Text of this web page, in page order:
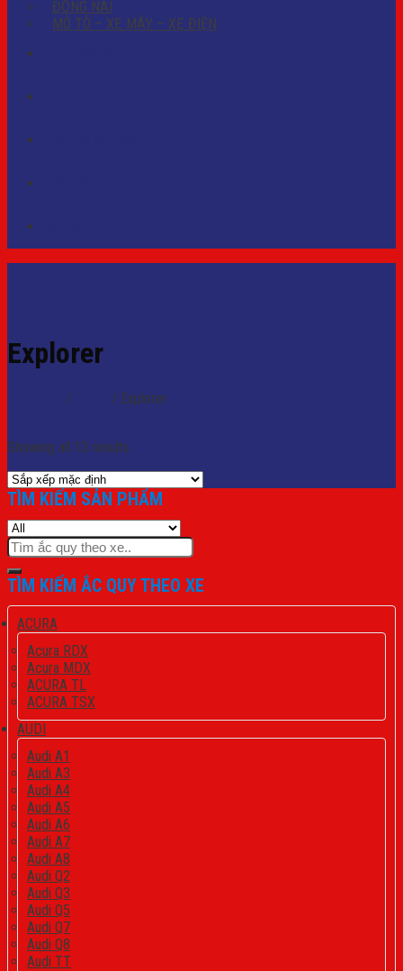
ĐỒNG NAI
MÔ TÔ – XE MÁY – XE ĐIỆN
Explorer
/ / Explorer
Showing all 13 results
TÌM KIẾM SẢN PHẨM
Tìm
kiếm:
TÌM KIẾM ẮC QUY THEO XE
ACURA
Acura RDX
Acura MDX
ACURA TL
ACURA TSX
AUDI
Audi A1
Audi A3
Audi A4
Audi A5
Audi A6
Audi A7
Audi A8
Audi Q2
Audi Q3
Audi Q5
Audi Q7
Audi Q8
Audi TT